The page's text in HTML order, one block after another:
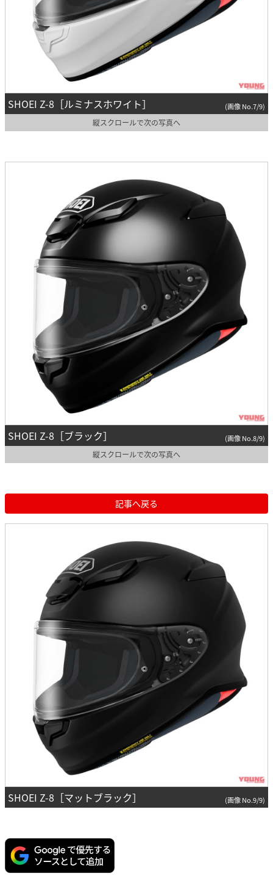
SHOEI Z-8［ルミナスホワイト］ (画像 No.7/9)
縦スクロールで次の写真へ
SHOEI Z-8［ブラック］ (画像 No.8/9)
縦スクロールで次の写真へ
記事へ戻る
SHOEI Z-8［マットブラック］ (画像 No.9/9)